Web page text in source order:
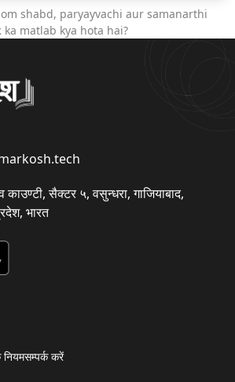
shabd, paryayvachi aur samanarthi
ka matlab kya hota hai?
सैक्टर ५, वसुन्धरा, गाजियाबाद,
भारत
सम्पर्क करें